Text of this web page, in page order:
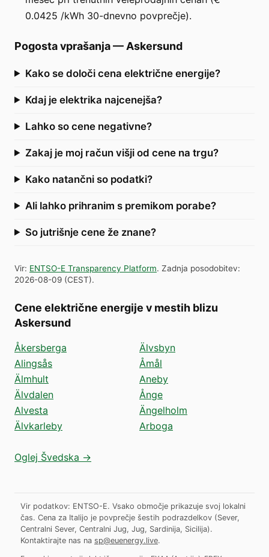
0.0425 /kWh 30-dnevno povprečje).
Pogosta vprašanja— Askersund
Kako se določi cena električne energije?
Kdaj je elektrika najcenejša?
Lahko so cene negativne?
Zakaj je moj račun višji od cene na trgu?
Kako natančni so podatki?
Ali lahko prihranim s premikom porabe?
So jutrišnje cene že znane?
Vir: ENTSO-E Transparency Platform. Zadnja posodobitev:
2026-08-09 (CEST).
Cene električne energije v mestih blizu
Askersund
Åkersberga
Alingsås
Älmhult
Älvdalen
Alvesta
Älvkarleby
Älvsbyn
Åmål
Aneby
Ånge
Ängelholm
Arboga
Oglej Švedska →
Vir podatkov: ENTSO-E. Vsako območje prikazuje svoj lokalni
čas. Cena za Italijo je povprečje šestih podrazdelkov (Sever,
Centralni Sever, Centralni Jug, Jug, Sardinija, Sicilija).
Kontaktirajte nas na sp@euenergy.live.